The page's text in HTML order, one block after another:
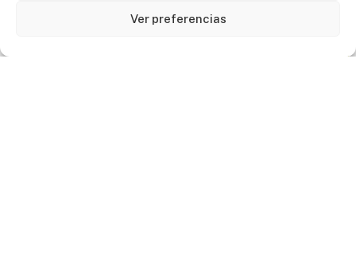
Ver preferencias
Consulta la información oficial del ENARM